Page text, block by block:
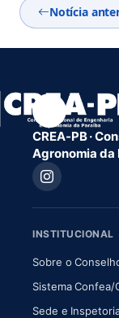
Notícia
CREA-PB ·
Agronomia da
INSTITUCIONAL
Sobre o
Sistema Confea/
Sede e